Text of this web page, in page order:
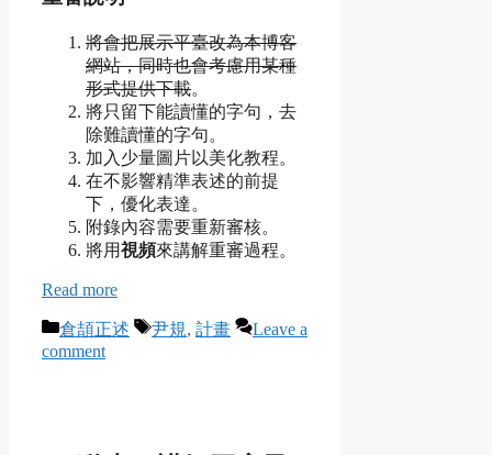
將會把展示平臺改為本博客
網站，同時也會考慮用某種
形式提供下載。
將只留下能讀懂的字句，去
除難讀懂的字句。
加入少量圖片以美化教程。
在不影響精準表述的前提
下，優化表達。
附錄內容需要重新審核。
將用視頻來講解重審過程。
Read more
Categories
倉頡正述 Tags
尹規, 計畫
Leave a
comment